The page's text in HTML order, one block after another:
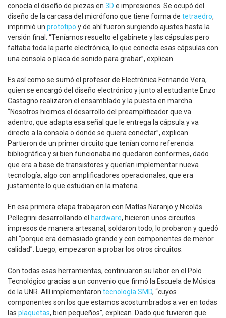
conocía el diseño de piezas en 3D e impresiones. Se ocupó del
diseño de la carcasa del micrófono que tiene forma de tetraedro,
imprimió un prototipo y de ahí fueron surgiendo ajustes hasta la
versión final. “Teníamos resuelto el gabinete y las cápsulas pero
faltaba toda la parte electrónica, lo que conecta esas cápsulas con
una consola o placa de sonido para grabar”, explican.
Es así como se sumó el profesor de Electrónica Fernando Vera,
quien se encargó del diseño electrónico y junto al estudiante Enzo
Castagno realizaron el ensamblado y la puesta en marcha.
“Nosotros hicimos el desarrollo del preamplificador que va
adentro, que adapta esa señal que le entrega la cápsula y va
directo a la consola o donde se quiera conectar”, explican.
Partieron de un primer circuito que tenían como referencia
bibliográfica y si bien funcionaba no quedaron conformes, dado
que era a base de transistores y querían implementar nueva
tecnología, algo con amplificadores operacionales, que era
justamente lo que estudian en la materia.
En esa primera etapa trabajaron con Matías Naranjo y Nicolás
Pellegrini desarrollando el hardware, hicieron unos circuitos
impresos de manera artesanal, soldaron todo, lo probaron y quedó
ahí “porque era demasiado grande y con componentes de menor
calidad”. Luego, empezaron a probar los otros circuitos.
Con todas esas herramientas, continuaron su labor en el Polo
Tecnológico gracias a un convenio que firmó la Escuela de Música
de la UNR. Allí implementaron tecnología SMD, “cuyos
componentes son los que estamos acostumbrados a ver en todas
las plaquetas, bien pequeños”, explican. Dado que tuvieron que